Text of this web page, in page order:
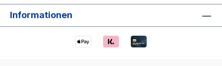
Informationen